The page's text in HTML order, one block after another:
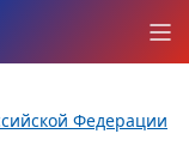
Федерации